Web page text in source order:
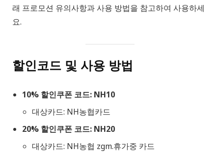
래 프로모션 유의사항과 사용 방법을 참고하여 사용하세
요.
할인코드 및 사용 방법
10% 할인쿠폰 코드: NH10
대상카드: NH농협카드
20% 할인쿠폰 코드: NH20
대상카드: NH농협 zgm.휴가중 카드